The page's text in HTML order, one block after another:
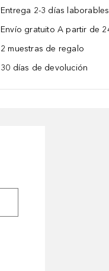
Entrega 2-3 días laborables
Envío gratuito A partir de
2 muestras de regalo
30 días de devolución